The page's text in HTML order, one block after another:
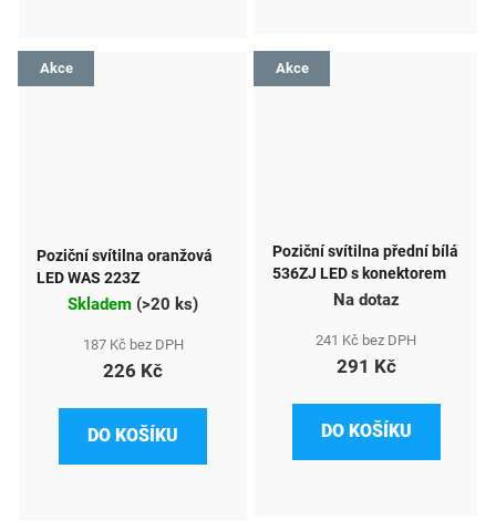
Akce
Poziční svítilna oranžová
LED WAS 223Z
Skladem (>20 ks)
187 Kč bez DPH
226 Kč
DO KOŠÍKU
Akce
Poziční svítilna přední bílá
536ZJ LED s konektorem
Na dotaz
241 Kč bez DPH
291 Kč
DO KOŠÍKU